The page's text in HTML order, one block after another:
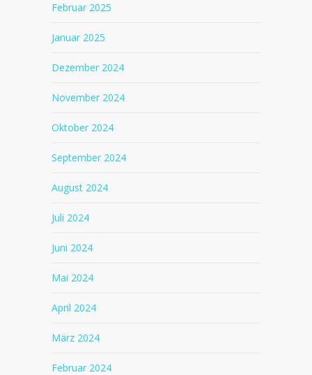
Februar 2025
Januar 2025
Dezember 2024
November 2024
Oktober 2024
September 2024
August 2024
Juli 2024
Juni 2024
Mai 2024
April 2024
März 2024
Februar 2024